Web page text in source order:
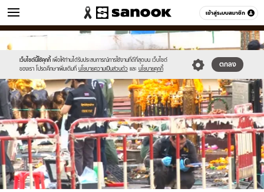
เข้าสู่ระบบสมาชิก
ข่าว หมวดอื่นๆ
เว็บไซต์นี้ใช้คุกกี้ เพื่อให้ท่านได้รับประสบการณ์การใช้งานที่ดีที่สุดบน เว็บไซต์
ของเรา โปรดศึกษาเพิ่มเติมที่ นโยบายความเป็นส่วนตัว และ นโยบายคุกกี้
ตกลง
Sanook
//s.isanook.com/sr/0/images/logo-
new-
sanook.png
//s.isanook.com/ns/0/ud/369/1849738/639877-
01.jpg